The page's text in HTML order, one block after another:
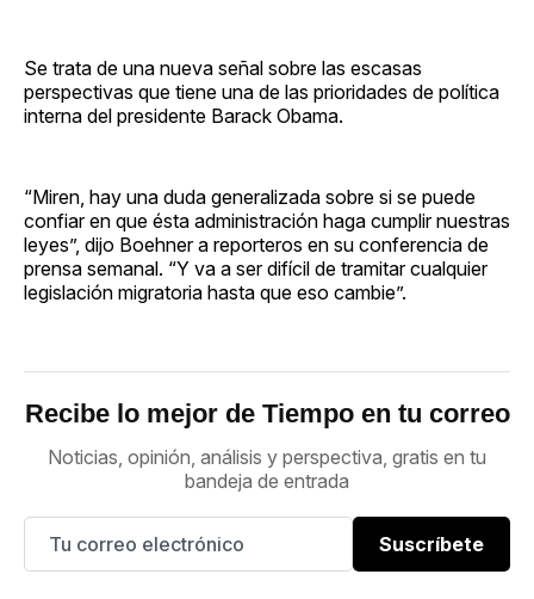
Se trata de una nueva señal sobre las escasas
perspectivas que tiene una de las prioridades de política
interna del presidente Barack Obama.
“Miren, hay una duda generalizada sobre si se puede
confiar en que ésta administración haga cumplir nuestras
leyes”, dijo Boehner a reporteros en su conferencia de
prensa semanal. “Y va a ser difícil de tramitar cualquier
legislación migratoria hasta que eso cambie”.
Recibe lo mejor de Tiempo en tu correo
Noticias, opinión, análisis y perspectiva, gratis en tu
bandeja de entrada
Suscríbete